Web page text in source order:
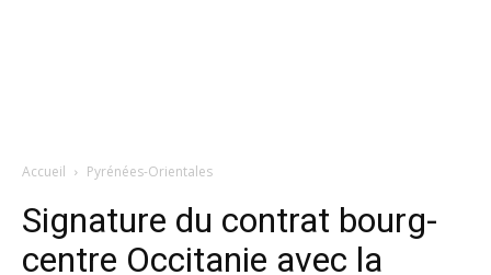
Accueil Pyrénées-Orientales
Signature du contrat bourg-
centre Occitanie avec la